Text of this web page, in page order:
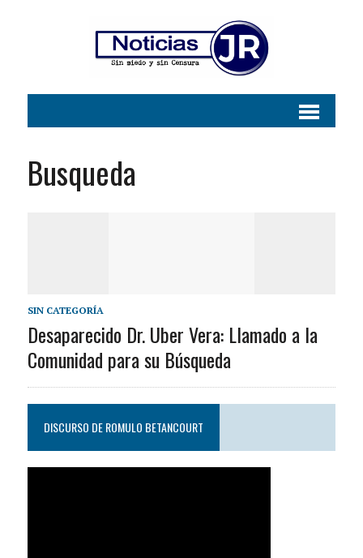
Busqueda
SIN CATEGORÍA
Desaparecido Dr. Uber Vera: Llamado a la
Comunidad para su Búsqueda
DISCURSO DE ROMULO BETANCOURT